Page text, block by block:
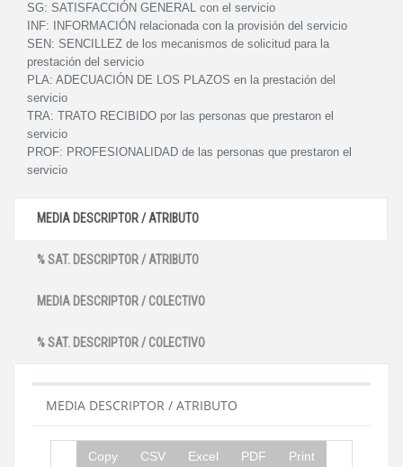
SG: SATISFACCIÓN GENERAL con el servicio
INF:
INFORMACIÓN relacionada con la provisión del servicio
SEN: SENCILLEZ de los mecanismos de solicitud para la
prestación del servicio
PLA: ADECUACIÓN DE LOS PLAZOS en la prestación del
servicio
TRA: TRATO RECIBIDO por las personas que prestaron el
servicio
PROF: PROFESIONALIDAD de las personas que prestaron el
servicio
MEDIA DESCRIPTOR / ATRIBUTO
% SAT. DESCRIPTOR / ATRIBUTO
MEDIA DESCRIPTOR / COLECTIVO
% SAT. DESCRIPTOR / COLECTIVO
MEDIA DESCRIPTOR / ATRIBUTO
Copy CSV Excel PDF Print